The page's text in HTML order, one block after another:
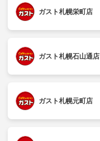
ガスト札幌栄町店
ガスト札幌石山通店
ガスト札幌元町店